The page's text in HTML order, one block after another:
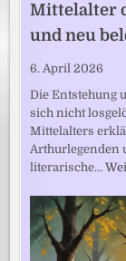
Mittelalter
und neu
6. April 2026
Die Entstehung
sich nicht
Mittelalters
Arthurlegenden
literarische…